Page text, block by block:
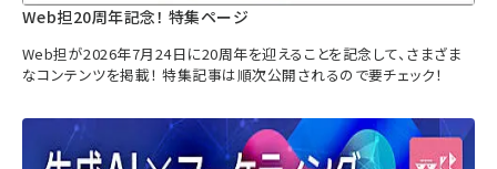
Web担20周年記念！ 特集ページ
Web担が2026年7月24日に20周年を迎えることを記念して、さまざま
なコンテンツを掲載！ 特集記事は順次公開されるので要チェック！